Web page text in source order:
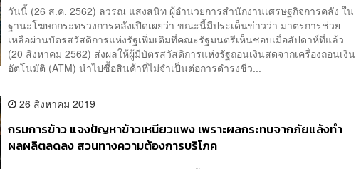
วันนี้ (26 ส.ค. 2562) ลวรณ แสงสนิท ผู้อำนวยการสำนักงานเศรษฐกิจการคลัง ใน
ฐานะโฆษกกระทรวงการคลังเปิดเผยว่า ขณะนี้มีประเด็นข่าวว่า มาตรการช่วย
เหลือผ่านบัตรสวัสดิการแห่งรัฐเพิ่มเติมที่คณะรัฐมนตรีเห็นชอบเมื่อสัปดาห์ที่แล้ว
(20 สิงหาคม 2562) ส่งผลให้ผู้มีบัตรสวัสดิการแห่งรัฐถอนเงินสดจากเครื่องถอนเงิน
อัตโนมัติ (ATM) นำไปซื้อสินค้าที่ไม่จำเป็นต่อการดำรงชีว...
26 สิงหาคม 2019
กรมการข้าว แจงปัญหาข้าวเหนียวแพง เพราะผลกระทบจากภัยแล้งทำ
ผลผลิตลดลง สวนทางความต้องการบริโภค